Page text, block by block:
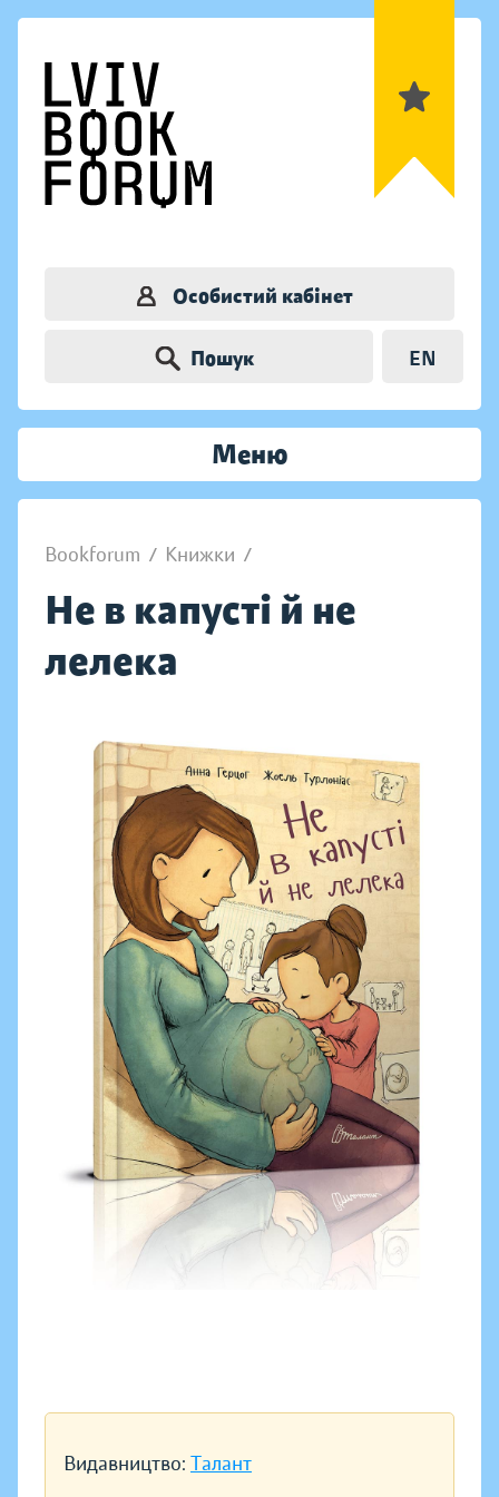
Особистий кабінет
Пошук EN
Меню
Bookforum / Книжки /
Не в капусті й не
лелека
Видавництво: Талант